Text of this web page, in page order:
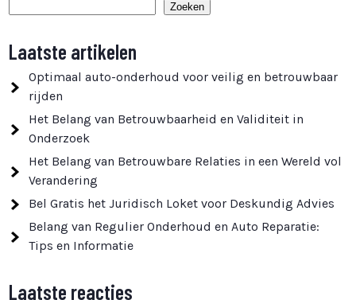
Zoeken
Laatste artikelen
Optimaal auto-onderhoud voor veilig en betrouwbaar
rijden
Het Belang van Betrouwbaarheid en Validiteit in
Onderzoek
Het Belang van Betrouwbare Relaties in een Wereld vol
Verandering
Bel Gratis het Juridisch Loket voor Deskundig Advies
Belang van Regulier Onderhoud en Auto Reparatie:
Tips en Informatie
Laatste reacties